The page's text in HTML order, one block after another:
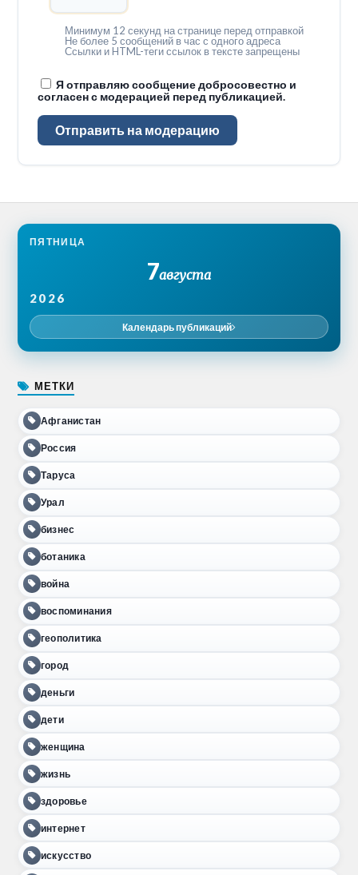
Минимум 12 секунд на странице перед отправкой
Не более 5 сообщений в час с одного адреса
Ссылки и HTML-теги ссылок в тексте запрещены
Я отправляю сообщение добросовестно и
согласен с модерацией перед публикацией.
Отправить на модерацию
ПЯТНИЦА
7августа
2026
Календарь публикаций
МЕТКИ
Афганистан
Россия
Таруса
Урал
бизнес
ботаника
война
воспоминания
геополитика
город
деньги
дети
женщина
жизнь
здоровье
интернет
искусство